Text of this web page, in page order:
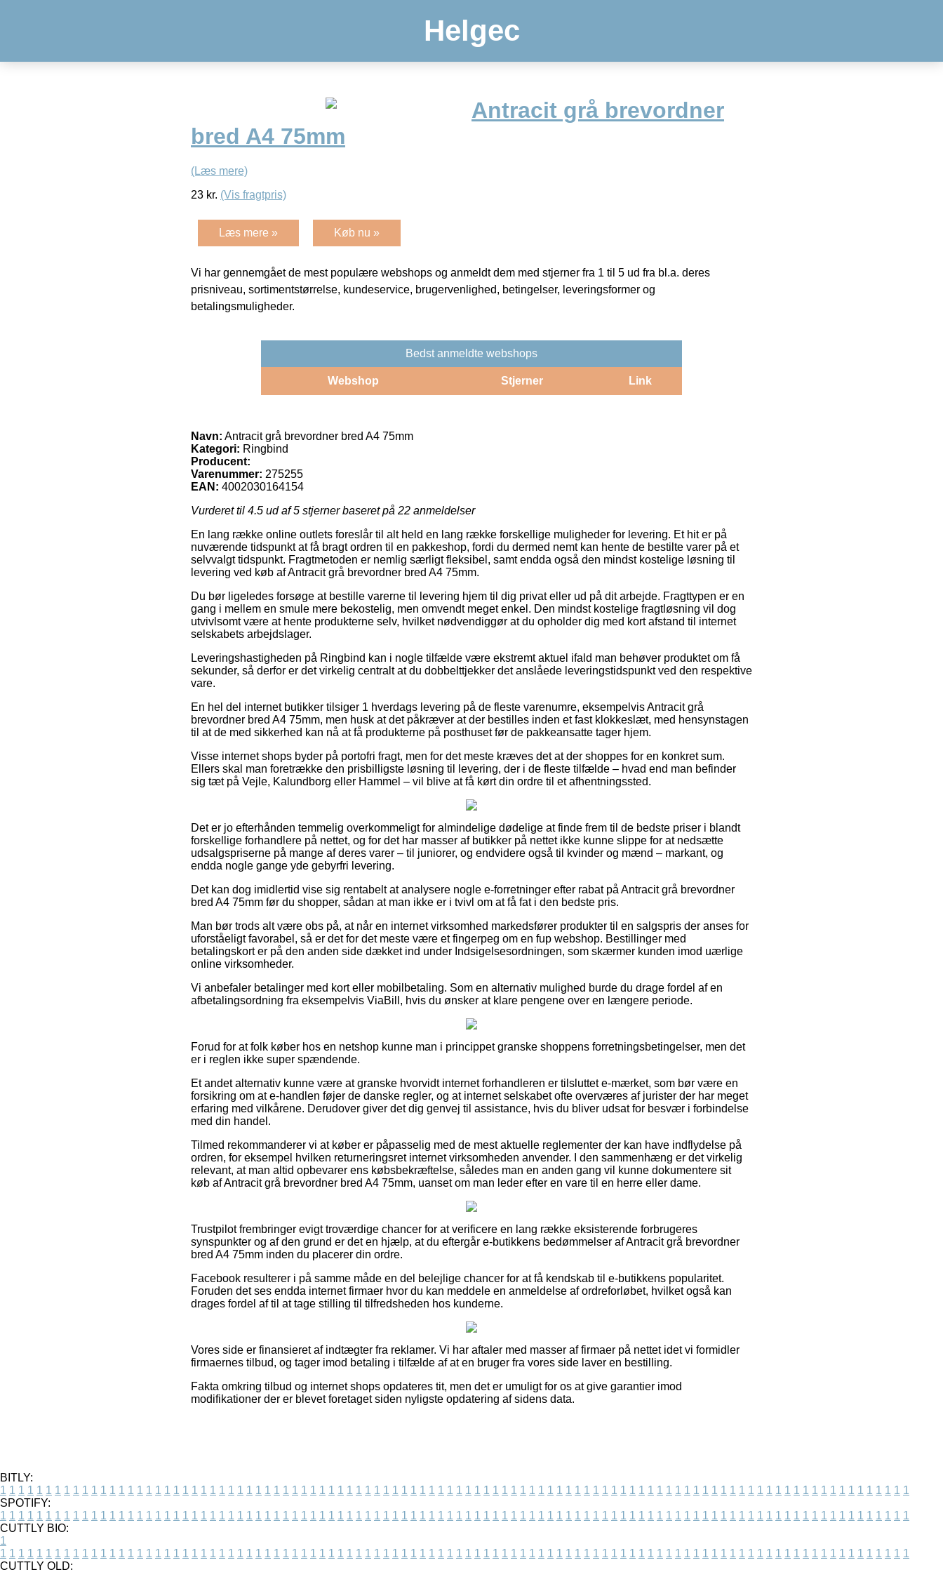
Helgec
Antracit grå brevordner
bred A4 75mm
(Læs mere)
23 kr. (Vis fragtpris)
Læs mere » Køb nu »
Vi har gennemgået de mest populære webshops og anmeldt dem med stjerner fra 1 til 5 ud fra bl.a. deres
prisniveau, sortimentstørrelse, kundeservice, brugervenlighed, betingelser, leveringsformer og
betalingsmuligheder.
Bedst anmeldte webshops
Webshop Stjerner Link
Navn: Antracit grå brevordner bred A4 75mm
Kategori: Ringbind
Producent:
Varenummer: 275255
EAN: 4002030164154
Vurderet til 4.5 ud af 5 stjerner baseret på 22 anmeldelser
En lang række online outlets foreslår til alt held en lang række forskellige muligheder for levering. Et hit er på
nuværende tidspunkt at få bragt ordren til en pakkeshop, fordi du dermed nemt kan hente de bestilte varer på et
selvvalgt tidspunkt. Fragtmetoden er nemlig særligt fleksibel, samt endda også den mindst kostelige løsning til
levering ved køb af Antracit grå brevordner bred A4 75mm.
Du bør ligeledes forsøge at bestille varerne til levering hjem til dig privat eller ud på dit arbejde. Fragttypen er en
gang i mellem en smule mere bekostelig, men omvendt meget enkel. Den mindst kostelige fragtløsning vil dog
utvivlsomt være at hente produkterne selv, hvilket nødvendiggør at du opholder dig med kort afstand til internet
selskabets arbejdslager.
Leveringshastigheden på Ringbind kan i nogle tilfælde være ekstremt aktuel ifald man behøver produktet om få
sekunder, så derfor er det virkelig centralt at du dobbelttjekker det anslåede leveringstidspunkt ved den respektive
vare.
En hel del internet butikker tilsiger 1 hverdags levering på de fleste varenumre, eksempelvis Antracit grå
brevordner bred A4 75mm, men husk at det påkræver at der bestilles inden et fast klokkeslæt, med hensynstagen
til at de med sikkerhed kan nå at få produkterne på posthuset før de pakkeansatte tager hjem.
Visse internet shops byder på portofri fragt, men for det meste kræves det at der shoppes for en konkret sum.
Ellers skal man foretrække den prisbilligste løsning til levering, der i de fleste tilfælde – hvad end man befinder
sig tæt på Vejle, Kalundborg eller Hammel – vil blive at få kørt din ordre til et afhentningssted.
Det er jo efterhånden temmelig overkommeligt for almindelige dødelige at finde frem til de bedste priser i blandt
forskellige forhandlere på nettet, og for det har masser af butikker på nettet ikke kunne slippe for at nedsætte
udsalgspriserne på mange af deres varer – til juniorer, og endvidere også til kvinder og mænd – markant, og
endda nogle gange yde gebyrfri levering.
Det kan dog imidlertid vise sig rentabelt at analysere nogle e-forretninger efter rabat på Antracit grå brevordner
bred A4 75mm før du shopper, sådan at man ikke er i tvivl om at få fat i den bedste pris.
Man bør trods alt være obs på, at når en internet virksomhed markedsfører produkter til en salgspris der anses for
uforståeligt favorabel, så er det for det meste være et fingerpeg om en fup webshop. Bestillinger med
betalingskort er på den anden side dækket ind under Indsigelsesordningen, som skærmer kunden imod uærlige
online virksomheder.
Vi anbefaler betalinger med kort eller mobilbetaling. Som en alternativ mulighed burde du drage fordel af en
afbetalingsordning fra eksempelvis ViaBill, hvis du ønsker at klare pengene over en længere periode.
Forud for at folk køber hos en netshop kunne man i princippet granske shoppens forretningsbetingelser, men det
er i reglen ikke super spændende.
Et andet alternativ kunne være at granske hvorvidt internet forhandleren er tilsluttet e-mærket, som bør være en
forsikring om at e-handlen føjer de danske regler, og at internet selskabet ofte overværes af jurister der har meget
erfaring med vilkårene. Derudover giver det dig genvej til assistance, hvis du bliver udsat for besvær i forbindelse
med din handel.
Tilmed rekommanderer vi at køber er påpasselig med de mest aktuelle reglementer der kan have indflydelse på
ordren, for eksempel hvilken returneringsret internet virksomheden anvender. I den sammenhæng er det virkelig
relevant, at man altid opbevarer ens købsbekræftelse, således man en anden gang vil kunne dokumentere sit
køb af Antracit grå brevordner bred A4 75mm, uanset om man leder efter en vare til en herre eller dame.
Trustpilot frembringer evigt troværdige chancer for at verificere en lang række eksisterende forbrugeres
synspunkter og af den grund er det en hjælp, at du eftergår e-butikkens bedømmelser af Antracit grå brevordner
bred A4 75mm inden du placerer din ordre.
Facebook resulterer i på samme måde en del belejlige chancer for at få kendskab til e-butikkens popularitet.
Foruden det ses endda internet firmaer hvor du kan meddele en anmeldelse af ordreforløbet, hvilket også kan
drages fordel af til at tage stilling til tilfredsheden hos kunderne.
Vores side er finansieret af indtægter fra reklamer. Vi har aftaler med masser af firmaer på nettet idet vi formidler
firmaernes tilbud, og tager imod betaling i tilfælde af at en bruger fra vores side laver en bestilling.
Fakta omkring tilbud og internet shops opdateres tit, men det er umuligt for os at give garantier imod
modifikationer der er blevet foretaget siden nyligste opdatering af sidens data.
BITLY:
1 1 1 1 1 1 1 1 1 1 1 1 1 1 1 1 1 1 1 1 1 1 1 1 1 1 1 1 1 1 1 1 1 1 1 1 1 1 1 1 1 1 1 1 1 1 1 1 1 1 1 1 1 1 1 1 1 1 1 1 1 1 1 1 1 1 1 1 1 1 1 1 1 1 1 1 1 1 1 1 1 1 1 1 1 1 1 1 1 1 1 1 1 1 1 1 1 1 1 1
SPOTIFY:
1 1 1 1 1 1 1 1 1 1 1 1 1 1 1 1 1 1 1 1 1 1 1 1 1 1 1 1 1 1 1 1 1 1 1 1 1 1 1 1 1 1 1 1 1 1 1 1 1 1 1 1 1 1 1 1 1 1 1 1 1 1 1 1 1 1 1 1 1 1 1 1 1 1 1 1 1 1 1 1 1 1 1 1 1 1 1 1 1 1 1 1 1 1 1 1 1 1 1 1
CUTTLY BIO:
1
1 1 1 1 1 1 1 1 1 1 1 1 1 1 1 1 1 1 1 1 1 1 1 1 1 1 1 1 1 1 1 1 1 1 1 1 1 1 1 1 1 1 1 1 1 1 1 1 1 1 1 1 1 1 1 1 1 1 1 1 1 1 1 1 1 1 1 1 1 1 1 1 1 1 1 1 1 1 1 1 1 1 1 1 1 1 1 1 1 1 1 1 1 1 1 1 1 1 1 1
CUTTLY OLD: